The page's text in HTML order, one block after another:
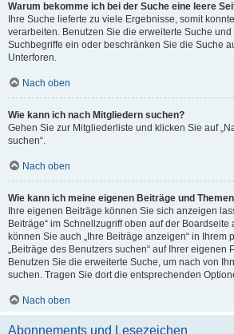
Warum bekomme ich bei der Suche eine leere
Ihre Suche lieferte zu viele Ergebnisse, somit
verarbeiten. Benutzen Sie die erweiterte Suche
Suchbegriffe ein oder beschränken Sie die Suche
Unterforen.
Nach oben
Wie kann ich nach Mitgliedern suchen?
Gehen Sie zur Mitgliederliste und klicken Sie auf
suchen“.
Nach oben
Wie kann ich meine eigenen Beiträge und
Ihre eigenen Beiträge können Sie sich anzeigen
Beiträge“ im Schnellzugriff oben auf der Boardseite
können Sie auch „Ihre Beiträge anzeigen“ in Ihrem
„Beiträge des Benutzers suchen“ auf Ihrer eigenen
Benutzen Sie die erweiterte Suche, um nach von
suchen. Tragen Sie dort die entsprechenden
Nach oben
Abonnements und Lesezeichen